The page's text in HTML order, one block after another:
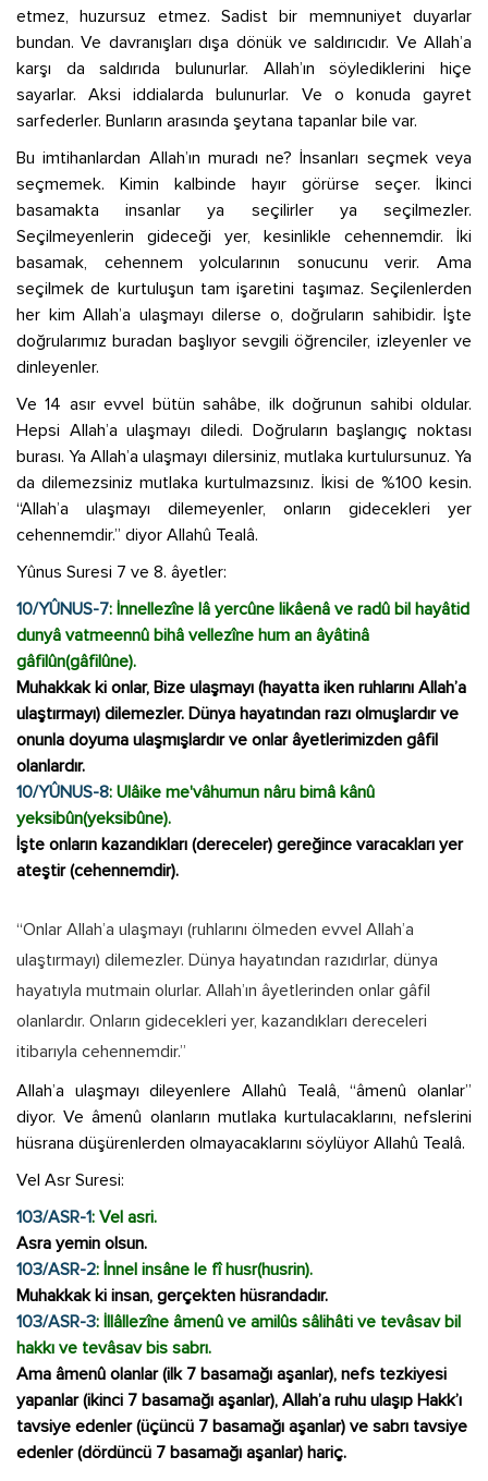
etmez, huzursuz etmez. Sadist bir memnuniyet duyarlar
bundan. Ve davranışları dışa dönük ve saldırıcıdır. Ve Allah’a
karşı da saldırıda bulunurlar. Allah’ın söylediklerini hiçe
sayarlar. Aksi iddialarda bulunurlar. Ve o konuda gayret
sarfederler. Bunların arasında şeytana tapanlar bile var.
Bu imtihanlardan Allah’ın muradı ne? İnsanları seçmek veya
seçmemek. Kimin kalbinde hayır görürse seçer. İkinci
basamakta insanlar ya seçilirler ya seçilmezler.
Seçilmeyenlerin gideceği yer, kesinlikle cehennemdir. İki
basamak, cehennem yolcularının sonucunu verir. Ama
seçilmek de kurtuluşun tam işaretini taşımaz. Seçilenlerden
her kim Allah’a ulaşmayı dilerse o, doğruların sahibidir. İşte
doğrularımız buradan başlıyor sevgili öğrenciler, izleyenler ve
dinleyenler.
Ve 14 asır evvel bütün sahâbe, ilk doğrunun sahibi oldular.
Hepsi Allah’a ulaşmayı diledi. Doğruların başlangıç noktası
burası. Ya Allah’a ulaşmayı dilersiniz, mutlaka kurtulursunuz. Ya
da dilemezsiniz mutlaka kurtulmazsınız. İkisi de %100 kesin.
“Allah’a ulaşmayı dilemeyenler, onların gidecekleri yer
cehennemdir.” diyor Allahû Tealâ.
Yûnus Suresi 7 ve 8. âyetler:
10/YÛNUS-7: İnnellezîne lâ yercûne likâenâ ve radû bil hayâtid
dunyâ vatmeennû bihâ vellezîne hum an âyâtinâ
gâfilûn(gâfilûne).
Muhakkak ki onlar, Bize ulaşmayı (hayatta iken ruhlarını Allah’a
ulaştırmayı) dilemezler. Dünya hayatından razı olmuşlardır ve
onunla doyuma ulaşmışlardır ve onlar âyetlerimizden gâfil
olanlardır.
10/YÛNUS-8: Ulâike me'vâhumun nâru bimâ kânû
yeksibûn(yeksibûne).
İşte onların kazandıkları (dereceler) gereğince varacakları yer
ateştir (cehennemdir).
“Onlar Allah’a ulaşmayı (ruhlarını ölmeden evvel Allah’a
ulaştırmayı) dilemezler. Dünya hayatından razıdırlar, dünya
hayatıyla mutmain olurlar. Allah’ın âyetlerinden onlar gâfil
olanlardır. Onların gidecekleri yer, kazandıkları dereceleri
itibarıyla cehennemdir.”
Allah’a ulaşmayı dileyenlere Allahû Tealâ, “âmenû olanlar”
diyor. Ve âmenû olanların mutlaka kurtulacaklarını, nefslerini
hüsrana düşürenlerden olmayacaklarını söylüyor Allahû Tealâ.
Vel Asr Suresi:
103/ASR-1: Vel asri.
Asra yemin olsun.
103/ASR-2: İnnel insâne le fî husr(husrin).
Muhakkak ki insan, gerçekten hüsrandadır.
103/ASR-3: İllâllezîne âmenû ve amilûs sâlihâti ve tevâsav bil
hakkı ve tevâsav bis sabrı.
Ama âmenû olanlar (ilk 7 basamağı aşanlar), nefs tezkiyesi
yapanlar (ikinci 7 basamağı aşanlar), Allah’a ruhu ulaşıp Hakk’ı
tavsiye edenler (üçüncü 7 basamağı aşanlar) ve sabrı tavsiye
edenler (dördüncü 7 basamağı aşanlar) hariç.